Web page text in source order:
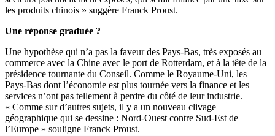
les produits chinois » suggère Franck Proust.
Une réponse graduée ?
Une hypothèse qui n’a pas la faveur des Pays-Bas, très exposés au
commerce avec la Chine avec le port de Rotterdam, et à la tête de la
présidence tournante du Conseil. Comme le Royaume-Uni, les
Pays-Bas dont l’économie est plus tournée vers la finance et les
services n’ont pas tellement à perdre du côté de leur industrie.
« Comme sur d’autres sujets, il y a un nouveau clivage
géographique qui se dessine : Nord-Ouest contre Sud-Est de
l’Europe » souligne Franck Proust.